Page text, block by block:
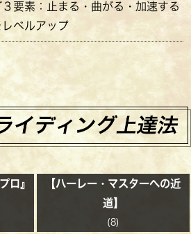
３要素：止まる・曲がる・加速する
レベルアップ
ロ』
【ハーレー・マスターへの近
道】
(8)